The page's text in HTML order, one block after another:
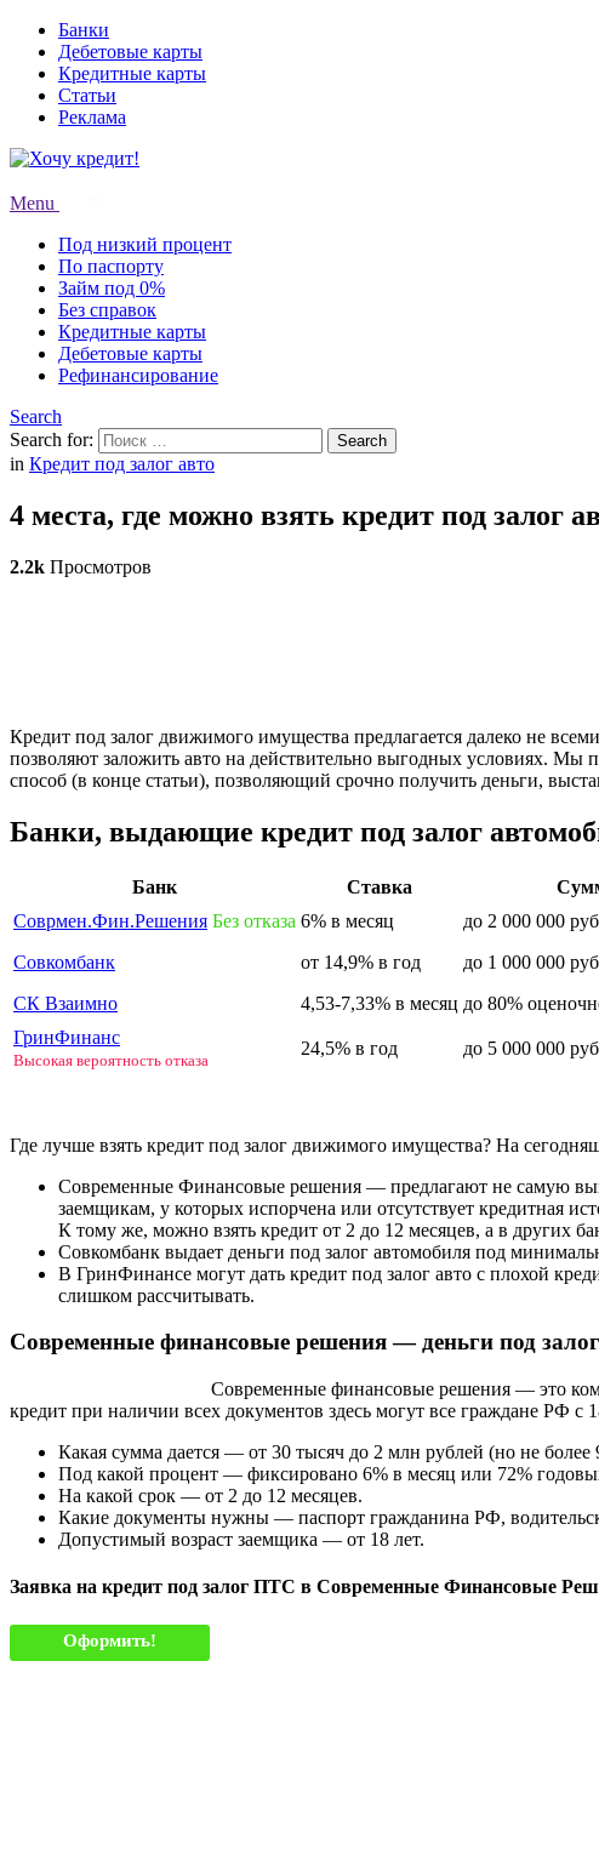
Банки
Дебетовые карты
Кредитные карты
Статьи
Реклама
Menu
Под низкий процент
По паспорту
Займ под 0%
Без справок
Кредитные карты
Дебетовые карты
Рефинансирование
Search
Search for:
Search
in Кредит под залог авто
4 места, где можно взять кредит под залог
2.2k Просмотров
Кредит под залог движимого имущества предлагается далеко не
позволяют заложить авто на действительно выгодных условиях. Мы
способ (в конце статьи), позволяющий срочно получить деньги,
Банки, выдающие кредит под залог
Банк Ставка
Соврмен.Фин.Решения Без отказа 6% в месяц до 2 000 000
Совкомбанк от 14,9% в год до 1 000 000
СК Взаимно 4,53-7,33% в месяц до 80%
ГринФинанс
Высокая вероятность отказа
24,5% в год до 5 000 000
Где лучше взять кредит под залог движимого имущества? На
Современные Финансовые решения — предлагают не самую
заемщикам, у которых испорчена или отсутствует кредитная
К тому же, можно взять кредит от 2 до 12 месяцев, а в других
Совкомбанк выдает деньги под залог автомобиля под
В ГринФинансе могут дать кредит под залог авто с плохой
слишком рассчитывать.
Современные финансовые решения — деньги под залог
Современные финансовые решения — это
кредит при наличии всех документов здесь могут все граждане РФ с
Какая сумма дается — от 30 тысяч до 2 млн рублей (но не
Под какой процент — фиксировано 6% в месяц или 72%
На какой срок — от 2 до 12 месяцев.
Какие документы нужны — паспорт гражданина РФ,
Допустимый возраст заемщика — от 18 лет.
Заявка на кредит под залог ПТС в Современные Финансовые
Оформить!